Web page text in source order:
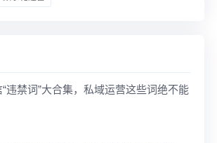
违禁词”大合集，私域运营这些词绝不能